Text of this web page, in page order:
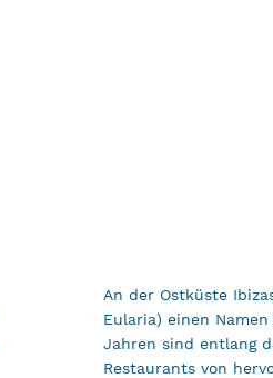
An der Ostküste
Eularia) einen
Jahren sind entlang
Restaurants von